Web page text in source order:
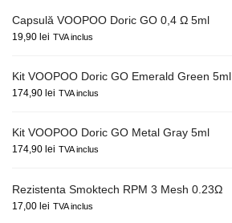
Capsulă VOOPOO Doric GO 0,4 Ω 5ml
19,90 lei TVA inclus
Kit VOOPOO Doric GO Emerald Green 5ml
174,90 lei TVA inclus
Kit VOOPOO Doric GO Metal Gray 5ml
174,90 lei TVA inclus
Rezistenta Smoktech RPM 3 Mesh 0.23Ω
17,00 lei TVA inclus